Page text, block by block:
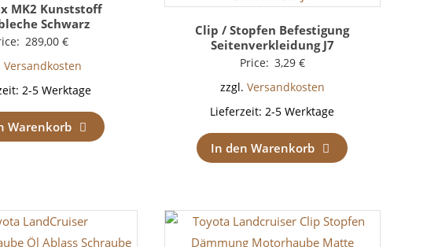
MK2 Kunststoff
Schwarz
289,00 €
Versandkosten
2-5 Werktage
Warenkorb
Clip / Stopfen Befestigung
Seitenverkleidung J7
Price: 3,29 €
zzgl. Versandkosten
Lieferzeit:2-5 Werktage
In den Warenkorb